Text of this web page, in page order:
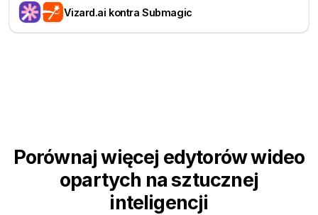
Vizard.ai kontra Submagic
Porównaj więcej edytorów wideo
opartych na sztucznej
inteligencji